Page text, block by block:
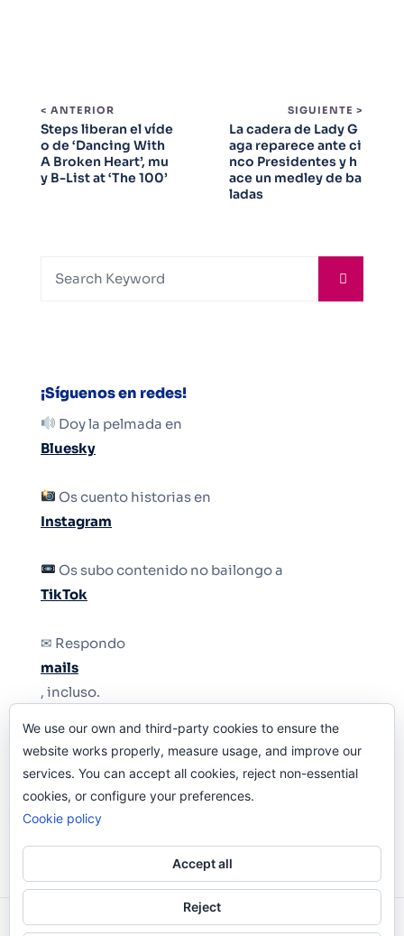
< ANTERIOR
Steps liberan el víde
o de ‘Dancing With
A Broken Heart’, mu
y B-List at ‘The 100’
SIGUIENTE >
La cadera de Lady G
aga reparece ante ci
nco Presidentes y h
ace un medley de ba
ladas
¡Síguenos en redes!
Doy la pelmada en
Bluesky
Os cuento historias en
Instagram
Os subo contenido no bailongo a
TikTok
✉ Respondo
mails
, incluso.
Y si una persona no puede tener teléfono, que
le quiten el teléfono.
Odi O'Malley © 2016-2025. Todos Los Derechos
We use our own and third-party cookies to ensure the
website works properly, measure usage, and improve our
services. You can accept all cookies, reject non-essential
cookies, or configure your preferences.
Cookie policy
Accept all
Reject